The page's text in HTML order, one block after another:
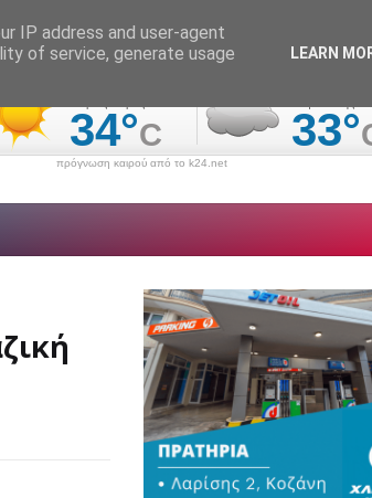
πρόγνωση καιρού από το k24.net
IP address and user-agent
of service, generate usage
LEARN